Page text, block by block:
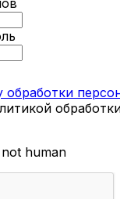
обработки
human